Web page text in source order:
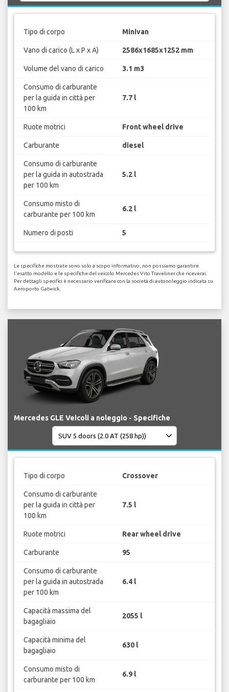
Tipo di corpo Minivan
Vano di carico (L x P x A) 2586x1685x1252 mm
Volume del vano di carico 3.1 m3
Consumo di carburante
per la guida in città per
100 km
7.7 l
Ruote motrici Front wheel drive
Carburante diesel
Consumo di carburante
per la guida in autostrada
per 100 km
5.2 l
Consumo misto di
carburante per 100 km
6.2 l
Numero di posti 5
Le specifiche mostrate sono solo a scopo informativo, non possiamo garantire
l'esatto modello e le specifiche del veicolo Mercedes Vito Traveliner che riceverai.
Per dettagli specifici è necessario verificare con la società di autonoleggio indicata su
Aeroporto Gatwick.
Mercedes GLE Veicoli a noleggio - Specifiche
Tipo di corpo Crossover
Consumo di carburante
per la guida in città per
100 km
7.5 l
Ruote motrici Rear wheel drive
Carburante 95
Consumo di carburante
per la guida in autostrada
per 100 km
6.4 l
Capacità massima del
bagagliaio
2055 l
Capacità minima del
bagagliaio
630 l
Consumo misto di
carburante per 100 km
6.9 l